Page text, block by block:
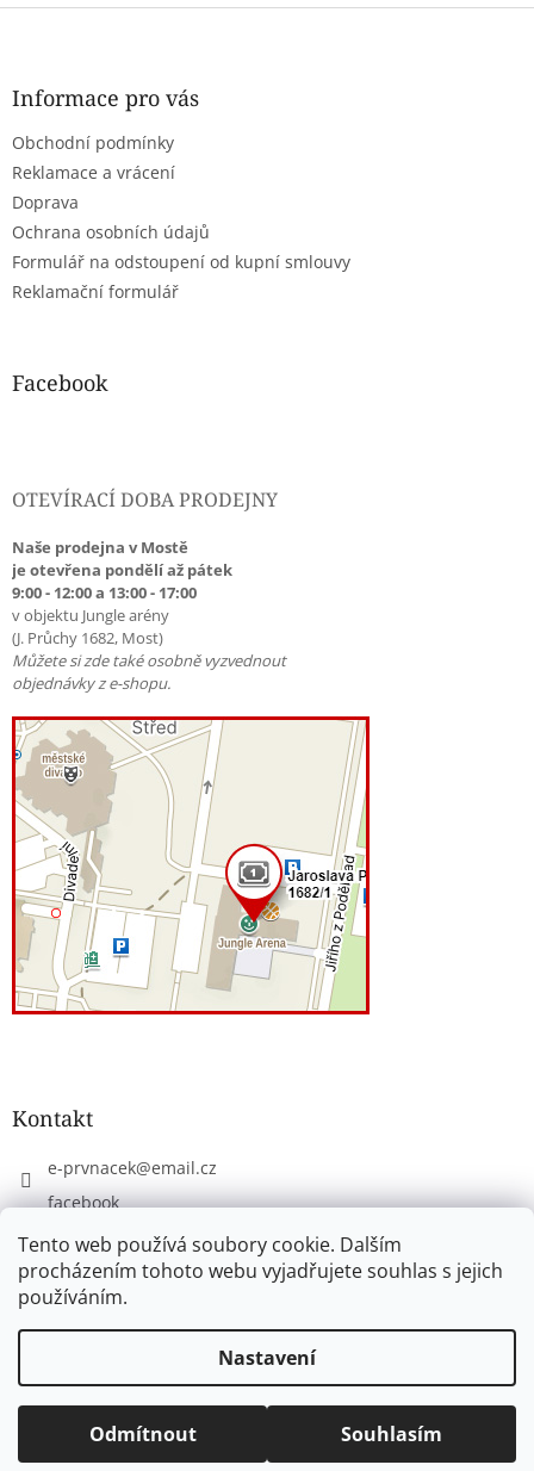
Tento web používá soubory cookie. Dalším
procházením tohoto webu vyjadřujete souhlas s jejich
používáním.
Nastavení
Odmítnout Souhlasím
Z
Informace pro vás
Obchodní podmínky
Reklamace a vrácení
Doprava
Ochrana osobních údajů
Formulář na odstoupení od kupní smlouvy
Reklamační formulář
Facebook
OTEVÍRACÍ DOBA PRODEJNY
Naše prodejna v Mostě
je otevřena pondělí až pátek
9:00 - 12:00 a 13:00 - 17:00
v objektu Jungle arény
(J. Průchy 1682, Most)
Můžete si zde také osobně vyzvednout
objednávky z e-shopu.
Kontakt
e-prvnacek@email.cz
facebook
eprvnacek
Copyright 2026www.e-prvnacek.cz. Všechna práva